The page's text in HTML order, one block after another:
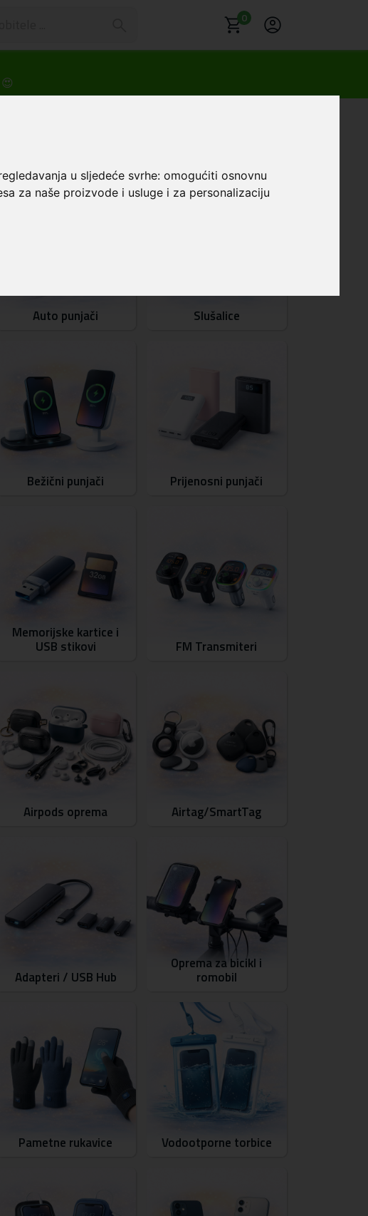
u sljedeće svrhe:omogućiti osnovnu
za naše proizvode i usluge i za personalizaciju
0
😍
Auto punjači Slušalice
Bežični punjači Prijenosni punjači
Memorijske kartice i
USB stikovi FM Transmiteri
Airpods oprema Airtag/SmartTag
Adapteri / USB Hub
Oprema za bicikl i
romobil
Pametne rukavice Vodootporne torbice